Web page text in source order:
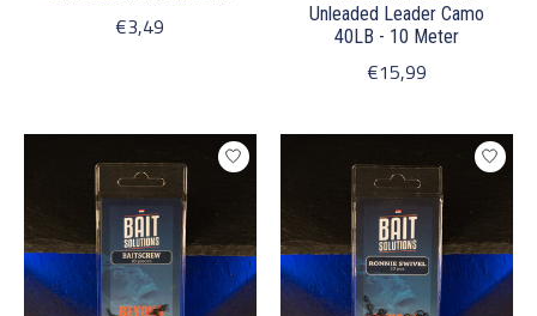
€3,49
Unleaded Leader Camo
40LB - 10 Meter
€15,99